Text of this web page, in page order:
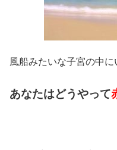
風船みたいな子宮の中に
あなたはどうやって